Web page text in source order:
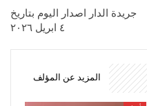
جريدة الدار اصدار اليوم بتاريخ
٤ ابريل ٢٠٢٦
المزيد عن المؤلف